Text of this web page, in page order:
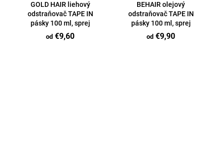
GOLD HAIR liehový
odstraňovač TAPE IN
pásky 100 ml, sprej
od €9,60
BEHAIR olejový
odstraňovač TAPE IN
pásky 100 ml, sprej
od €9,90